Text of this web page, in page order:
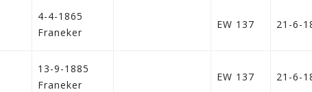
4-4-1865
Franeker
EW 137 21-6-
13-9-1885
Franeker
EW 137 21-6-